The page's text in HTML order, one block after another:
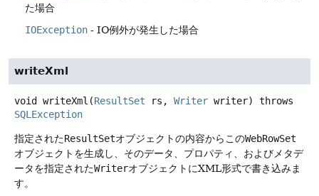
た場合
IOException - IO例外が発生した場合
writeXml
void writeXml (ResultSet rs, Writer writer)
throws
SQLException
指定されたResultSetオブジェクトの内容からこのWebRowSet
オブジェクトを生成し、そのデータ、プロパティ、およびメタデ
ータを指定されたWriterオブジェクトにXML形式で書き込みま
す。